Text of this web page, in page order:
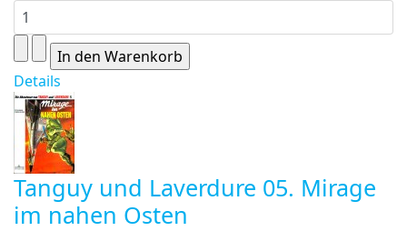
Details
Tanguy und Laverdure 05. Mirage
im nahen Osten